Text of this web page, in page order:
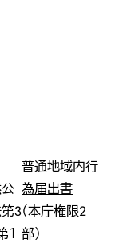
3
１
普通地域内行
為届出書
（本庁権限2
部）